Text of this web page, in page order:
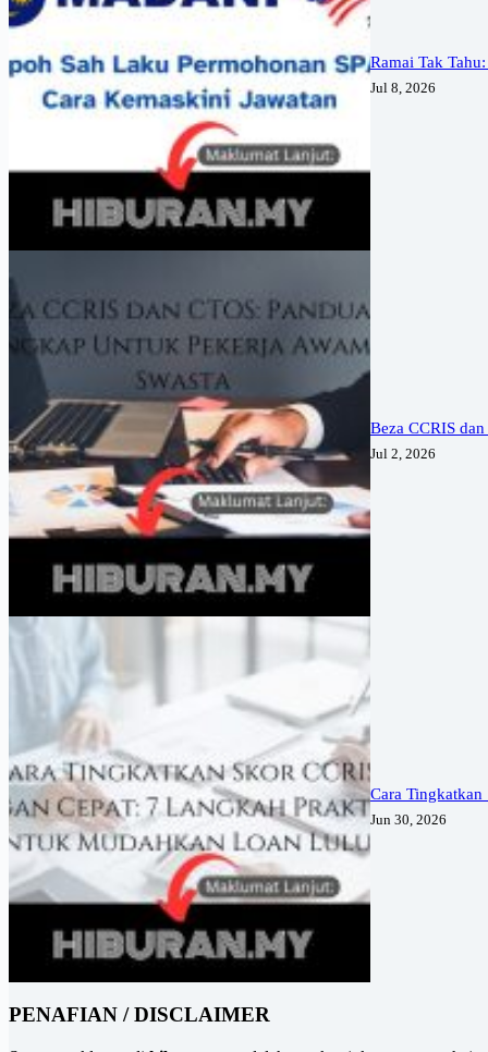
Ramai Tak
Jul 8, 2026
Beza CCRIS
Jul 2, 2026
Cara
Jun 30, 2026
PENAFIAN / DISCLAIMER